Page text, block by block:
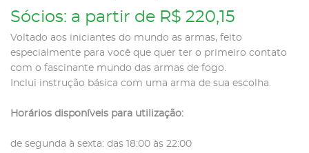
Sócios: a partir de R$ 220,15
Voltado aos iniciantes do mundo as armas, feito
especialmente para você que quer ter o primeiro contato
com o fascinante mundo das armas de fogo.
Inclui instrução básica com uma arma de sua escolha.
Horários disponíveis para utilização:
de segunda à sexta: das 18:00 às 22:00